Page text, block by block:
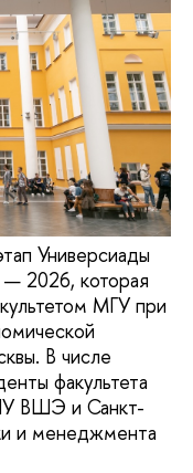
Универсиады
2026, которая
МГУ при
В числе
факультета
ВШЭ и Санкт-
и менеджмента